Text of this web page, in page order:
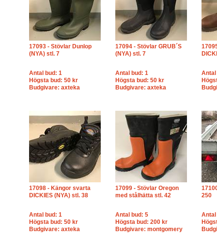
17093 - Stövlar Dunlop
(NYA) stl. 7
Antal bud: 1
Högsta bud: 50 kr
Budgivare: axteka
17094 - Stövlar GRUB´S
(NYA) stl. 7
Antal bud: 1
Högsta bud: 50 kr
Budgivare: axteka
Antal
17098 - Kängor svarta
DICKIES (NYA) stl. 38
Antal bud: 1
Högsta bud: 50 kr
Budgivare: axteka
17099 - Stövlar Oregon
med stålhätta stl. 42
Antal bud: 5
Högsta bud: 200 kr
Budgivare: montgomery
250
Antal